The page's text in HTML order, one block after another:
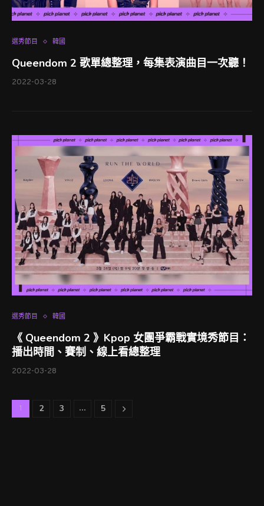
選秀節目 韓國
Queendom 2 歌單總整理，每集表演曲目一次聽！
2022-03-28
選秀節目 韓國
《 Queendom 2 》Kpop 女團爭霸戰實境秀節目：
播出時間、賽制、線上看總整理
2022-03-28
1 2 3 ... 5